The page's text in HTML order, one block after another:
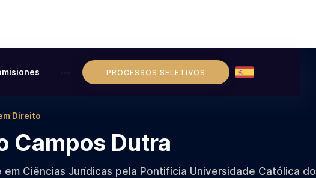
PROCESSOS SELETIVOS
Direito
Campos Dutra
em Ciências Jurídicas pela Pontifícia Universidade Católica do